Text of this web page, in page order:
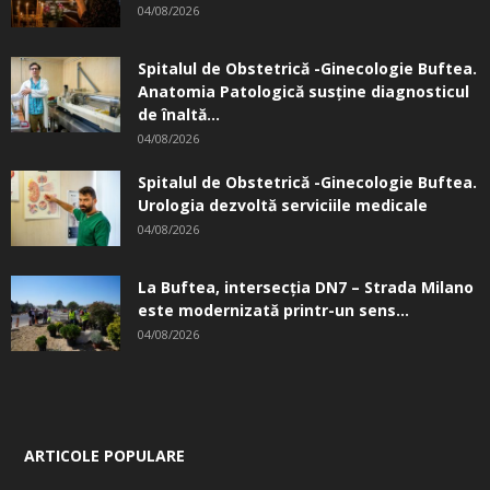
04/08/2026
Spitalul de Obstetrică -Ginecologie Buftea.
Anatomia Patologică susţine diagnosticul
de înaltă...
04/08/2026
Spitalul de Obstetrică -Ginecologie Buftea.
Urologia dezvoltă serviciile medicale
04/08/2026
La Buftea, intersecţia DN7 – Strada Milano
este modernizată printr-un sens...
04/08/2026
ARTICOLE POPULARE